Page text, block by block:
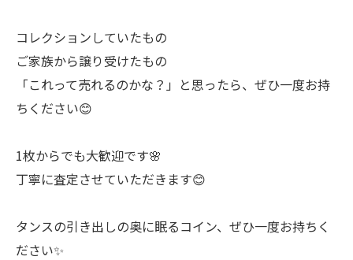
コレクションしていたもの
ご家族から譲り受けたもの
「これって売れるのかな？」と思ったら、ぜひ一度お持
ちください😊
1枚からでも大歓迎です🌸
丁寧に査定させていただきます😊
タンスの引き出しの奥に眠るコイン、ぜひ一度お持ちく
ださい✨